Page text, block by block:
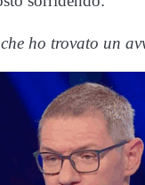
ho trovato un